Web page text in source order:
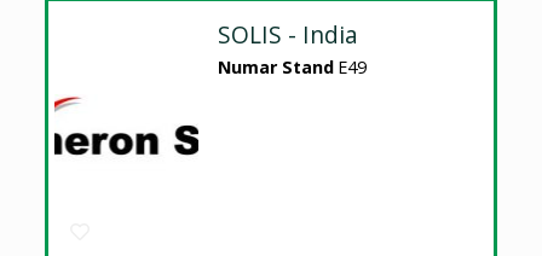
SOLIS - India
Numar Stand E49